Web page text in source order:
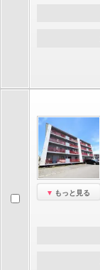
もっと見る